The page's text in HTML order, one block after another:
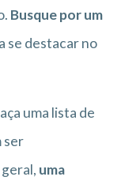
Busque por um
se destacar no
uma lista de
ser
uma